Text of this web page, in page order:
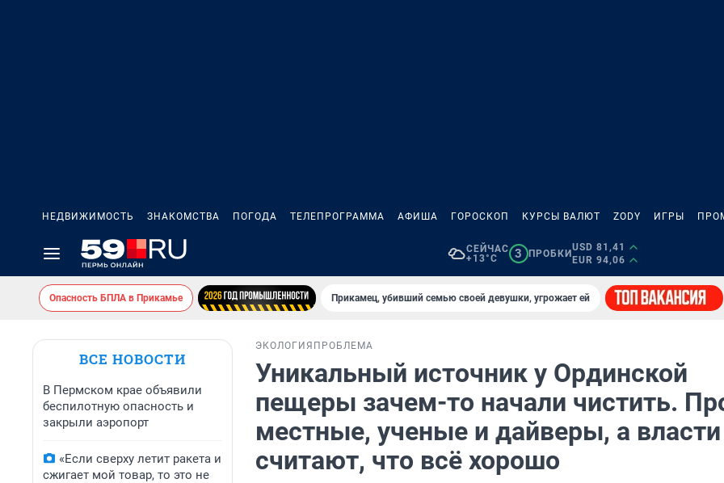
НЕДВИЖИМОСТЬ ЗНАКОМСТВА ПОГОДА ТЕЛЕПРОГРАММА АФИША ГОРОСКОП КУРСЫ ВАЛЮТ ZODY ИГРЫ
СЕЙЧАС
+13°C
3 ПРОБКИ
USD 81,41
EUR 94,06
Опасность БПЛА в Прикамье Прикамец, убивший семью своей девушки, угрожает ей
ВСЕ НОВОСТИ
В Пермском крае объявили
беспилотную опасность и
закрыли аэропорт
«Если сверху летит ракета и
сжигает мой товар, то это не
ЭКОЛОГИЯ ПРОБЛЕМА
Уникальный источник у Ординской
пещеры зачем-то начали чистить.
местные, ученые и дайверы, а власти
считают, что всё хорошо